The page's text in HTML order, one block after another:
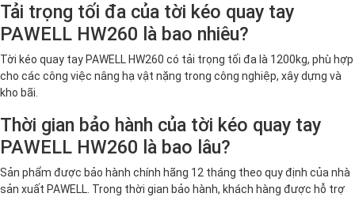
Tải trọng tối đa của tời kéo quay tay
PAWELL HW260 là bao nhiêu?
Tời kéo quay tay PAWELL HW260 có tải trọng tối đa là 1200kg, phù hợp
cho các công việc nâng hạ vật nặng trong công nghiệp, xây dựng và
kho bãi.
Thời gian bảo hành của tời kéo quay tay
PAWELL HW260 là bao lâu?
Sản phẩm được bảo hành chính hãng 12 tháng theo quy định của nhà
sản xuất PAWELL. Trong thời gian bảo hành, khách hàng được hỗ trợ